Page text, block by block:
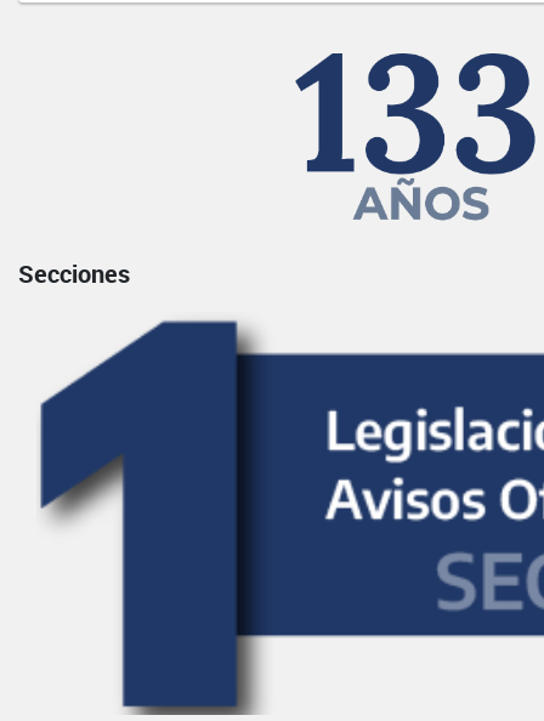
Secciones